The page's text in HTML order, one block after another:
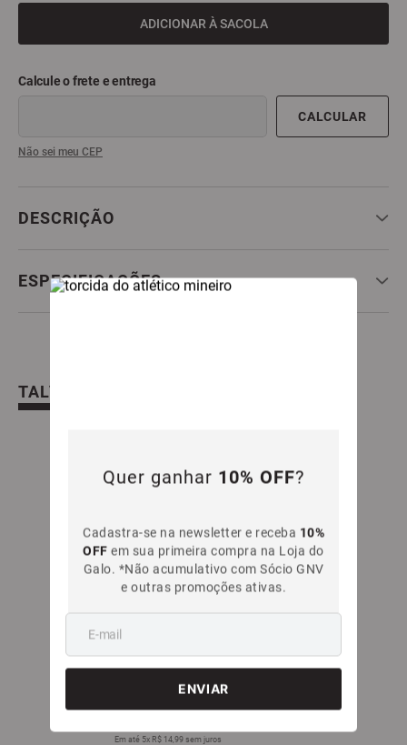
Quer ganhar 10% OFF?
Cadastra-se na newsletter e receba 10%
OFF em sua primeira compra na Loja do
Galo. *Não acumulativo com Sócio GNV
e outras promoções ativas.
ADICIONAR À SACOLA
Não sei meu CEP
DESCRIÇÃO
ESPECIFICAÇÕES
TALVEZ VOCÊ TAMBÉM GOSTE
50%
R$ 149,99
Em até 5x R$ 14 ,99 sem juros